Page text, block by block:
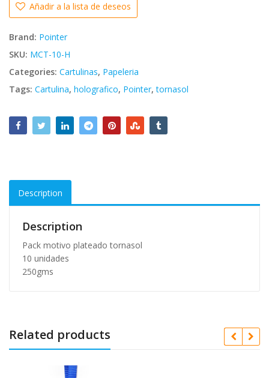
Añadir a la lista de deseos
Brand: Pointer
SKU: MCT-10-H
Categories: Cartulinas, Papeleria
Tags: Cartulina, holografico, Pointer,tornasol
Description
Description
Pack motivo plateado tornasol
10 unidades
250gms
Related products